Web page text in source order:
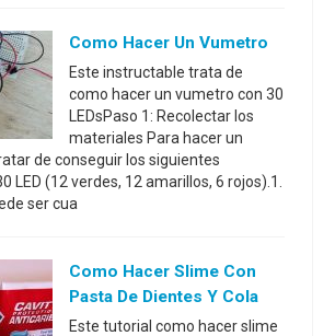
Como Hacer Un Vumetro
Este instructable trata de
como hacer un vumetro con 30
LEDsPaso 1: Recolectar los
materiales Para hacer un
de conseguir los siguientes
LED (12 verdes, 12 amarillos, 6 rojos).1.
ser cua
Como Hacer Slime Con
Pasta De Dientes Y Cola
Este tutorial como hacer slime